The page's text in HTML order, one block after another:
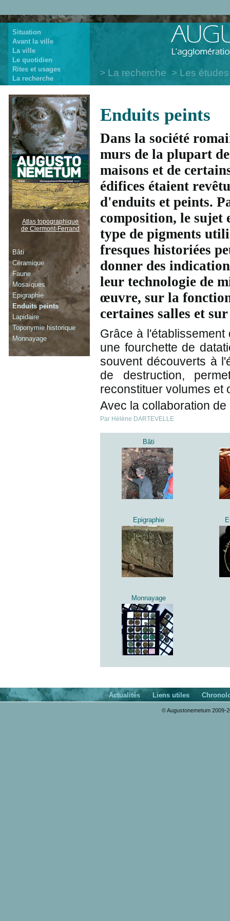
Situation
Avant la ville
La ville
Le quotidien
Rites et usages
La recherche
La recherche Les études
Enduits peints
Dans la société
murs de la plupart
maisons et de
édifices étaient
d'enduits et peints.
composition, le sujet
type de pigments
fresques historiées
donner des
leur technologie de
œuvre, sur la
certaines salles et
Grâce à
une fourchette de
souvent découverts à
de destruction,
reconstituer volumes et
Avec la collaboration
Par Hélène DARTEVELLE
Bâti
Epigraphie
Monnayage
Atlas topographique
de Clermont-Ferrand
Bâti
Céramique
Faune
Mosaïques
Epigraphie
Enduits peints
Lapidaire
Toponymie historique
Monnayage
Actualités Liens utiles
© Augustonemetum 2009-